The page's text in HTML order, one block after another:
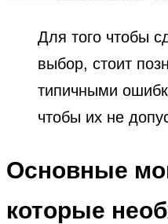
Для того чтобы
выбор, стоит
типичными
чтобы их не
Основные
которые